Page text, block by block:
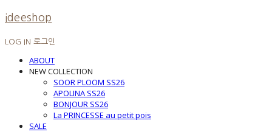
ideeshop
LOG IN 로그인
ABOUT
NEW COLLECTION
SOOR PLOOM SS26
APOLINA SS26
BONJOUR SS26
La PRINCESSE au petit pois
SALE